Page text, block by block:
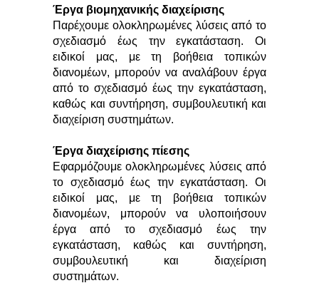
Έργα βιομηχανικής διαχείρισης
Παρέχουμε ολοκληρωμένες λύσεις από το
σχεδιασμό έως την εγκατάσταση. Οι
ειδικοί μας, με τη βοήθεια τοπικών
διανομέων, μπορούν να αναλάβουν έργα
από το σχεδιασμό έως την εγκατάσταση,
καθώς και συντήρηση, συμβουλευτική και
διαχείριση συστημάτων.
Έργα διαχείρισης πίεσης
Εφαρμόζουμε ολοκληρωμένες λύσεις από
το σχεδιασμό έως την εγκατάσταση. Οι
ειδικοί μας, με τη βοήθεια τοπικών
διανομέων, μπορούν να υλοποιήσουν
έργα από το σχεδιασμό έως την
εγκατάσταση, καθώς και συντήρηση,
συμβουλευτική και διαχείριση
συστημάτων.